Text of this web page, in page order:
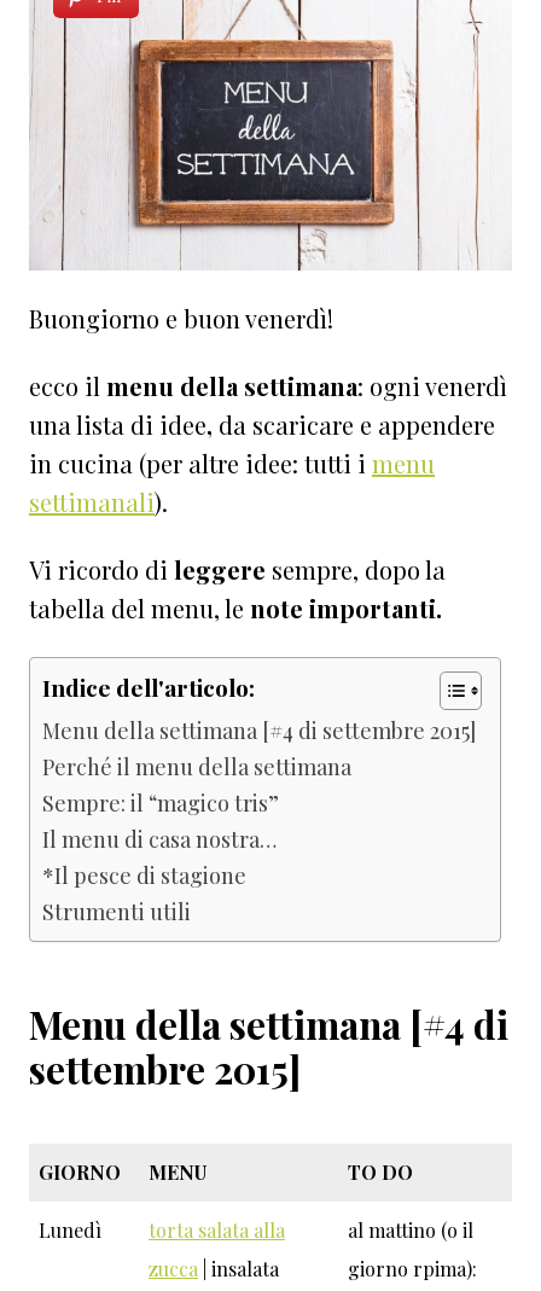
Buongiorno e buon venerdì!
ecco il menu della settimana: ogni venerdì
una lista di idee, da scaricare e appendere
in cucina (per altre idee: tutti i menu
settimanali).
Vi ricordo di leggere sempre, dopo la
tabella del menu, le note importanti.
Indice dell'articolo:
Menu della settimana [#4 di settembre 2015]
Perché il menu della settimana
Sempre: il “magico tris”
Il menu di casa nostra…
*Il pesce di stagione
Strumenti utili
Menu della settimana [#4 di
settembre 2015]
GIORNO MENU TO DO
Lunedì
torta salata alla
zucca | insalata
al mattino (o il
giorno rpima):